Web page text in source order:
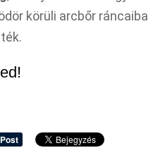
körüli arcbőr ráncaiba